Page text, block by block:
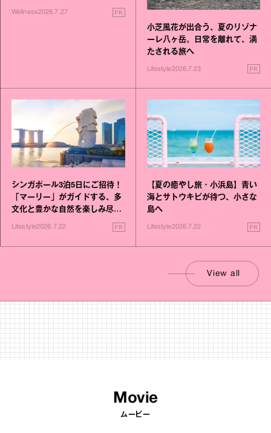
いこと毎日》シリーズが誕生
Wellness2026.7.27 PR
小芝風花が出合う、夏のリゾナ
ーレ八ヶ岳。日常を離れて、満
たされる旅へ
Lifestyle2026.7.23 PR
シンガポール3泊5日にご招待！
「マーリー」がガイドする、多
文化と豊かな自然を楽しみ尽く
Lifestyle2026.7.22 PR
【夏の癒やし旅・小浜島】青い
海とサトウキビが待つ、小さな
島へ
Lifestyle2026.7.22 PR
View all
Movie
ムービー